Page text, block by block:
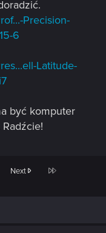
Precision-
6
Latitude-
być komputer
Next Last